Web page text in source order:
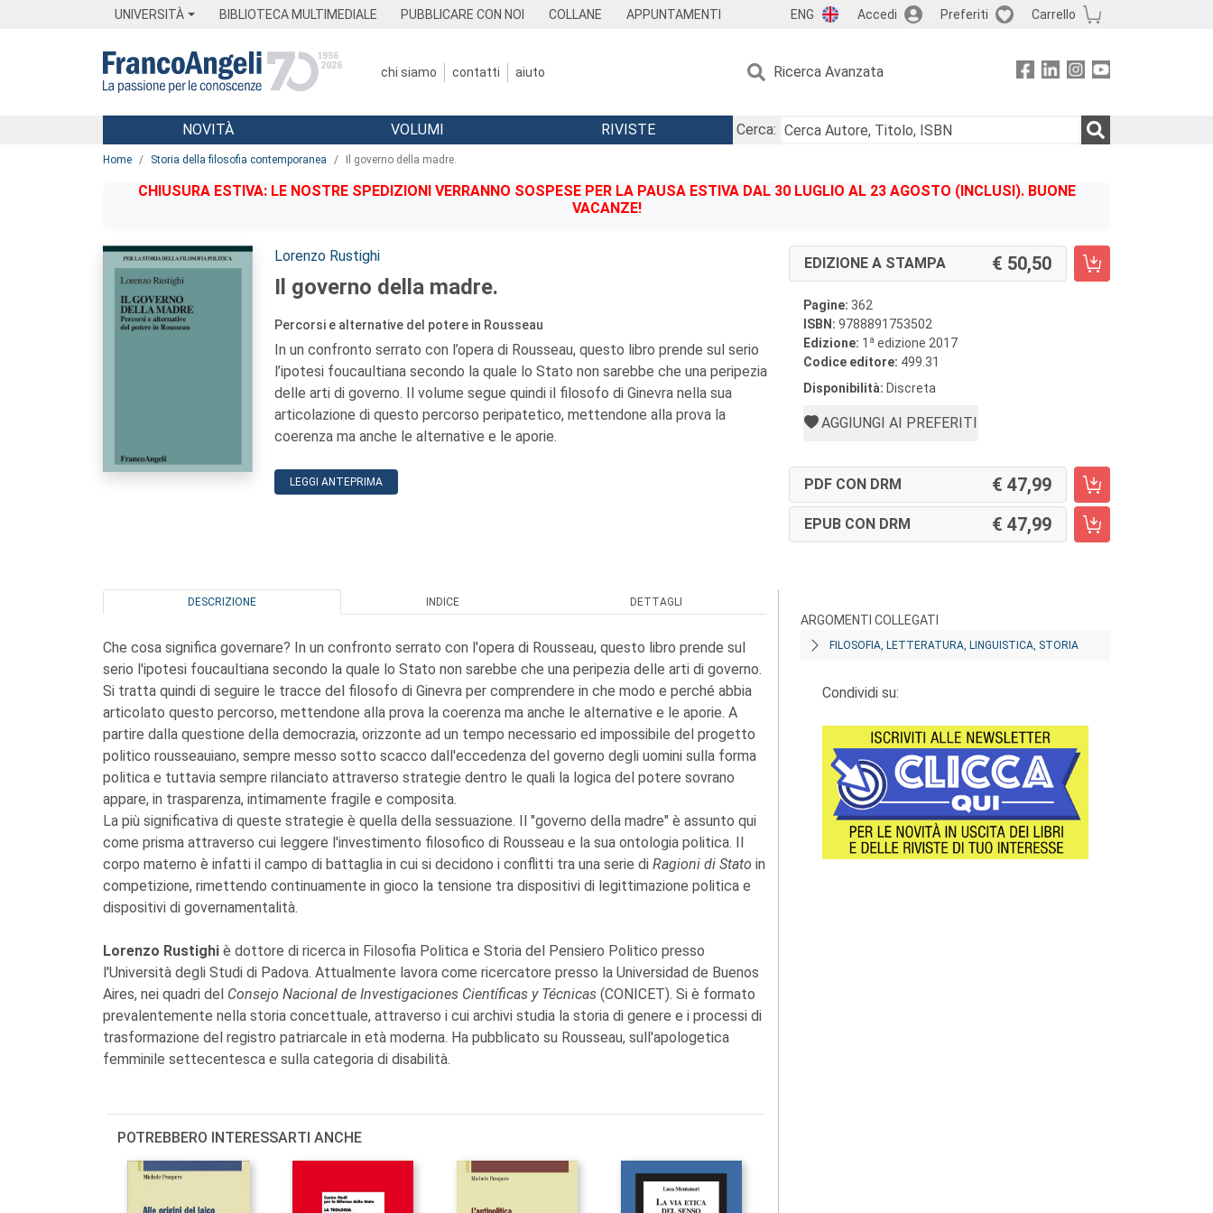
UNIVERSITÀ BIBLIOTECA MULTIMEDIALE PUBBLICARE CON NOI COLLANE APPUNTAMENTI ENG Accedi Preferiti Carrello
chi siamo contatti aiuto Ricerca Avanzata
Menu
NOVITÀ VOLUMI RIVISTE
Cerca:
Home Storia della filosofia contemporanea Il governo della madre.
CHIUSURA ESTIVA: LE NOSTRE SPEDIZIONI VERRANNO SOSPESE PER LA PAUSA ESTIVA DAL 30 LUGLIO AL 23 AGOSTO (INCLUSI). BUONE
VACANZE!
Autori:
Lorenzo Rustighi
Il governo della madre.
Percorsi e alternative del potere in Rousseau
In un confronto serrato con l’opera di Rousseau, questo libro prende sul serio
l’ipotesi foucaultiana secondo la quale lo Stato non sarebbe che una peripezia
delle arti di governo. Il volume segue quindi il filosofo di Ginevra nella sua
articolazione di questo percorso peripatetico, mettendone alla prova la
coerenza ma anche le alternative e le aporie.
LEGGI ANTEPRIMA
EDIZIONE A STAMPA 50,50
Pagine: 362
ISBN: 9788891753502
Edizione: 1 a edizione 2017
Codice editore: 499.31
Disponibilità: Discreta
AGGIUNGI AI PREFERITI
PDF CON DRM 47,99
EPUB CON DRM 47,99
DESCRIZIONE INDICE DETTAGLI
Che cosa significa governare? In un confronto serrato con l'opera di Rousseau, questo libro prende sul
serio l'ipotesi foucaultiana secondo la quale lo Stato non sarebbe che una peripezia delle arti di governo.
Si tratta quindi di seguire le tracce del filosofo di Ginevra per comprendere in che modo e perché abbia
articolato questo percorso, mettendone alla prova la coerenza ma anche le alternative e le aporie. A
partire dalla questione della democrazia, orizzonte ad un tempo necessario ed impossibile del progetto
politico rousseauiano, sempre messo sotto scacco dall'eccedenza del governo degli uomini sulla forma
politica e tuttavia sempre rilanciato attraverso strategie dentro le quali la logica del potere sovrano
appare, in trasparenza, intimamente fragile e composita.
La più significativa di queste strategie è quella della sessuazione. Il "governo della madre" è assunto qui
come prisma attraverso cui leggere l'investimento filosofico di Rousseau e la sua ontologia politica. Il
corpo materno è infatti il campo di battaglia in cui si decidono i conflitti tra una serie di Ragioni di Stato in
competizione, rimettendo continuamente in gioco la tensione tra dispositivi di legittimazione politica e
dispositivi di governamentalità.
Lorenzo Rustighi è dottore di ricerca in Filosofia Politica e Storia del Pensiero Politico presso
l'Università degli Studi di Padova. Attualmente lavora come ricercatore presso la Universidad de Buenos
Aires, nei quadri del Consejo Nacional de Investigaciones Científicas y Técnicas (CONICET). Si è formato
prevalentemente nella storia concettuale, attraverso i cui archivi studia la storia di genere e i processi di
trasformazione del registro patriarcale in età moderna. Ha pubblicato su Rousseau, sull'apologetica
femminile settecentesca e sulla categoria di disabilità.
POTREBBERO INTERESSARTI ANCHE
ARGOMENTI COLLEGATI
FILOSOFIA, LETTERATURA, LINGUISTICA, STORIA
Condividi su: